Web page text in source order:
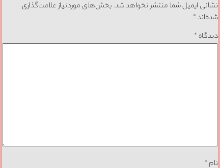
نشانی ایمیل شما منتشر نخواهد شد. بخش‌های موردنیاز علامت‌گذاری
شده‌اند*
دیدگاه *
نام *